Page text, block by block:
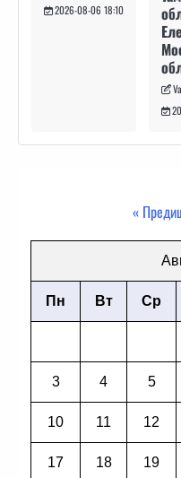
2026-08-06 18:10
«
Пн Вт Ср
3 4 5
10 11 12
17 18 19